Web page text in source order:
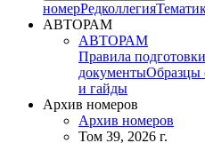
номерРедколлегия
АВТОРАМ
АВТОРАМ
Правила
документыОбразцы
и гайды
Архив номеров
Архив номеров
Том 39, 2026 г.